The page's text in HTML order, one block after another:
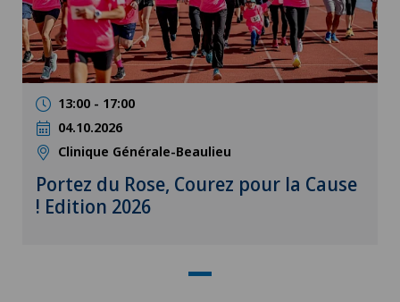
13:00 - 17:00
04.10.2026
Clinique Générale-Beaulieu
Portez du Rose, Courez pour la Cause
! Edition 2026